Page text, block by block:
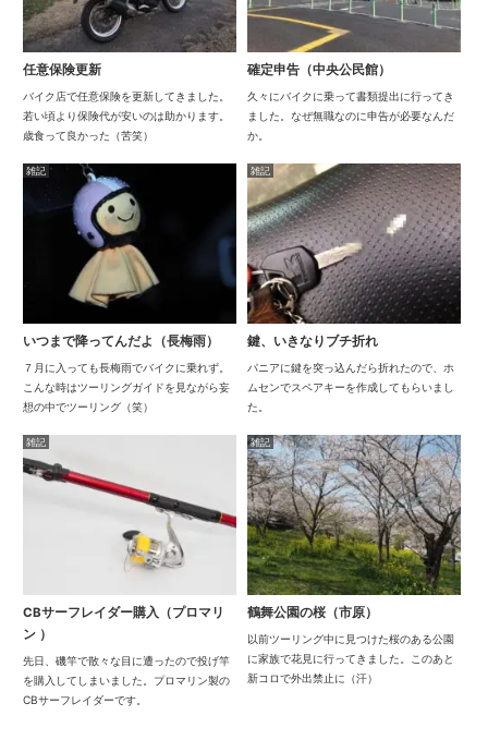
任意保険更新
バイク店で任意保険を更新してきました。
若い頃より保険代が安いのは助かります。
歳食って良かった（苦笑）
確定申告（中央公民館）
久々にバイクに乗って書類提出に行ってき
ました。なぜ無職なのに申告が必要なんだ
か。
雑記
いつまで降ってんだよ（長梅雨）
７月に入っても長梅雨でバイクに乗れず。
こんな時はツーリングガイドを見ながら妄
想の中でツーリング（笑）
雑記
鍵、いきなりブチ折れ
パニアに鍵を突っ込んだら折れたので、ホ
ムセンでスペアキーを作成してもらいまし
た。
雑記
CBサーフレイダー購入（プロマリ
ン ）
先日、磯竿で散々な目に遭ったので投げ竿
を購入してしまいました。プロマリン製の
CBサーフレイダーです。
雑記
鶴舞公園の桜（市原）
以前ツーリング中に見つけた桜のある公園
に家族で花見に行ってきました。このあと
新コロで外出禁止に（汗）